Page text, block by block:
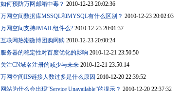
如何预防万网邮箱中毒？ 2010-12-23 20:02:36
万网空间数据库MSSQL和MYSQL有什么区别？ 2010-12-23 20:02:03
万网空间支持JMAIL组件么? 2010-12-23 20:01:37
互联网热潮微博团购网购 2010-12-23 20:00:24
服务器的稳定性对百度优化的影响 2010-12-21 23:50:50
关注CN域名注册的减少与未来 2010-12-21 23:50:14
万网空间IIS链接人数过多是什么原因 2010-12-20 22:39:52
网站为什么会出现“Service Unavailable”的提示？ 2010-12-20 22:37:32